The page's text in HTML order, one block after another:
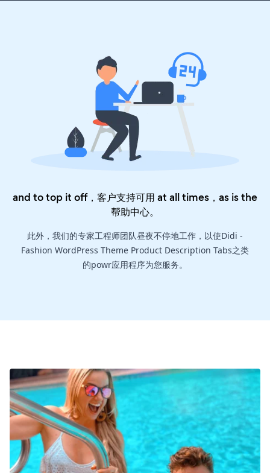
and to top it off，客户支持可用 at all times，as is the
帮助中心。
此外，我们的专家工程师团队昼夜不停地工作，以使Didi -
Fashion WordPress Theme Product Description Tabs之类
的powr应用程序为您服务。